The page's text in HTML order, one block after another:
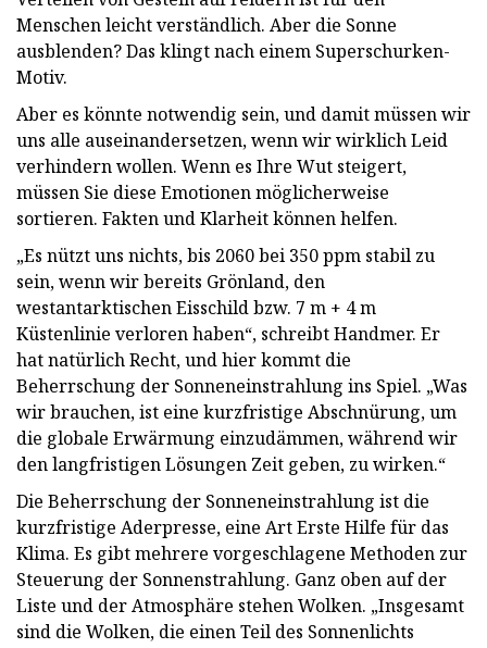
Menschen leicht verständlich. Aber die Sonne
ausblenden? Das klingt nach einem Superschurken-
Motiv.
Aber es könnte notwendig sein, und damit müssen wir
uns alle auseinandersetzen, wenn wir wirklich Leid
verhindern wollen. Wenn es Ihre Wut steigert,
müssen Sie diese Emotionen möglicherweise
sortieren. Fakten und Klarheit können helfen.
„Es nützt uns nichts, bis 2060 bei 350 ppm stabil zu
sein, wenn wir bereits Grönland, den
westantarktischen Eisschild bzw. 7 m + 4 m
Küstenlinie verloren haben“, schreibt Handmer. Er
hat natürlich Recht, und hier kommt die
Beherrschung der Sonneneinstrahlung ins Spiel. „Was
wir brauchen, ist eine kurzfristige Abschnürung, um
die globale Erwärmung einzudämmen, während wir
den langfristigen Lösungen Zeit geben, zu wirken.“
Die Beherrschung der Sonneneinstrahlung ist die
kurzfristige Aderpresse, eine Art Erste Hilfe für das
Klima. Es gibt mehrere vorgeschlagene Methoden zur
Steuerung der Sonnenstrahlung. Ganz oben auf der
Liste und der Atmosphäre stehen Wolken. „Insgesamt
sind die Wolken, die einen Teil des Sonnenlichts